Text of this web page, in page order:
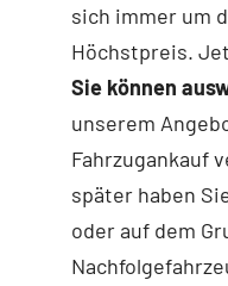
sich immer um
Höchstpreis.
Sie können
unserem
Fahrzugankauf
später haben
oder auf dem